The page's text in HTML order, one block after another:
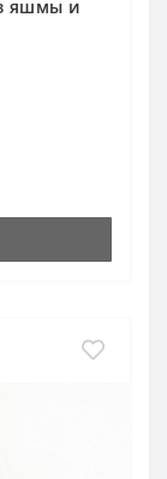
яшмы и